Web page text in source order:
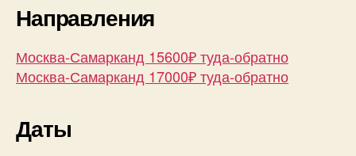
Направления
Москва-Самарканд 15600₽ туда-обратно
Москва-Самарканд 17000₽ туда-обратно
Даты